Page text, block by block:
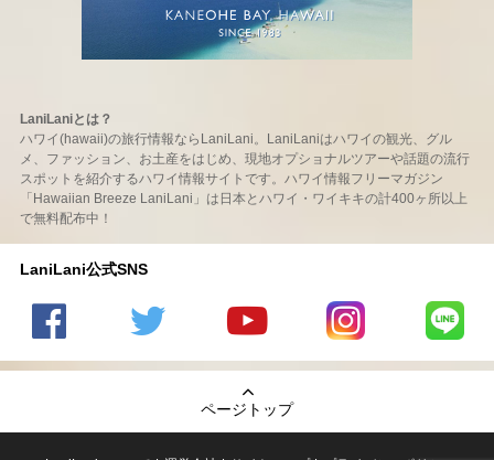
LaniLaniとは？
ハワイ(hawaii)の旅行情報ならLaniLani。LaniLaniはハワイの観光、グル
メ、ファッション、お土産をはじめ、現地オプショナルツアーや話題の流行
スポットを紹介するハワイ情報サイトです。ハワイ情報フリーマガジン
「Hawaiian Breeze LaniLani」は日本とハワイ・ワイキキの計400ヶ所以上
で無料配布中！
LaniLani公式SNS
の
のtwitter
の
Youtube
チャンネ
LaniLani
LaniLani
ページトップ